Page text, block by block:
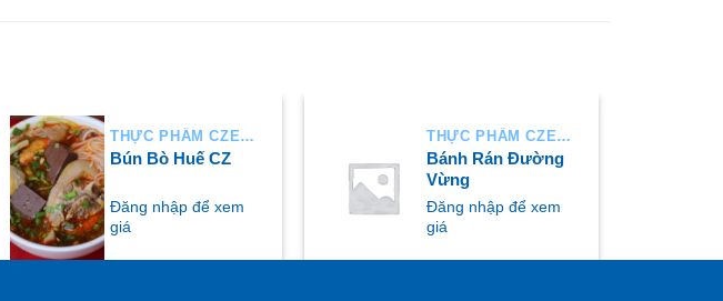
THỰC PHẨM CZECH
Bún Bò Huế CZ
Đăng nhập để xem
giá
THỰC PHẨM CZECH
Bánh Rán Đường
Vừng
Đăng nhập để xem
giá